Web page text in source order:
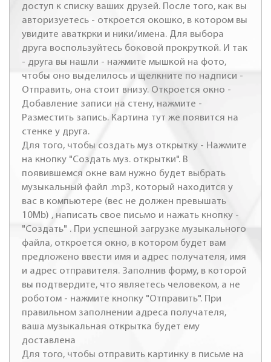
доступ к списку ваших друзей. После того, как вы
авторизуетесь - откроется окошко, в котором вы
увидите аваткрки и ники/имена. Для выбора
друга воспользуйтесь боковой прокруткой. И так
- друга вы нашли - нажмите мышкой на фото,
чтобы оно выделилось и щелкните по надписи -
Отправить, она стоит внизу. Откроется окно -
Добавление записи на стену, нажмите -
Разместить запись. Картина тут же появится на
стенке у друга.
Для того, чтобы создать муз открытку - Нажмите
на кнопку "Создать муз. открытки". В
появившемся окне вам нужно будет выбрать
музыкальный файл .mp3, который находится у
вас в компьютере (вес не должен превышать
10Mb) , написать свое письмо и нажать кнопку -
"Создать" . При успешной загрузке музыкального
файла, откроется окно, в котором будет вам
предложено ввести имя и адрес получателя, имя
и адрес отправителя. Заполнив форму, в которой
вы подтвердите, что являетесь человеком, а не
роботом - нажмите кнопку "Отправить". При
правильном заполнении адреса получателя,
ваша музыкальная открытка будет ему
доставлена
Для того, чтобы отправить картинку в письме на